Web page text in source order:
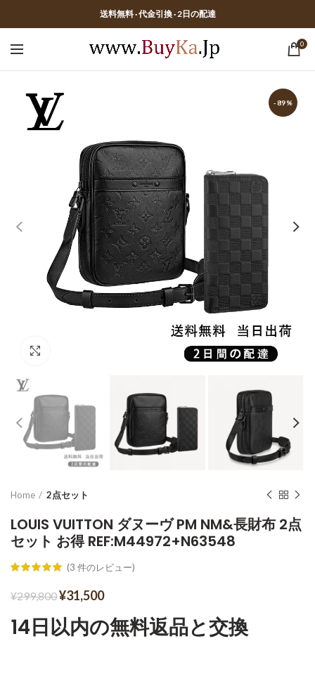
送料無料 · 代金引換 · 2日の配達
0
-89%
Home 2点セット
LOUIS VUITTON ダヌーヴ PM NM&長財布 2点
セット お得 REF:M44972+N63548
(3 件のレビュー)
¥299,800¥31,500
14日以内の無料返品と交換